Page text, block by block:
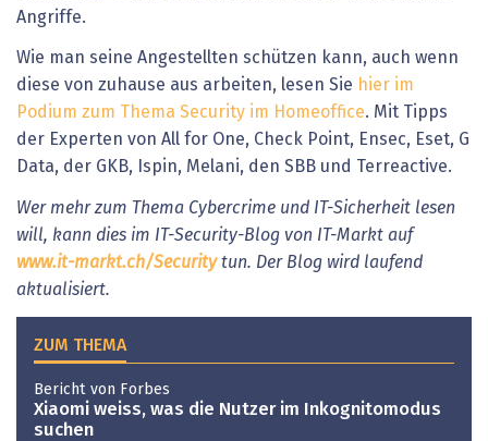
Angriffe.
Wie man seine Angestellten schützen kann, auch wenn
diese von zuhause aus arbeiten, lesen Sie hier im
Podium zum Thema Security im Homeoffice. Mit Tipps
der Experten von All for One, Check Point, Ensec, Eset, G
Data, der GKB, Ispin, Melani, den SBB und Terreactive.
Wer mehr zum Thema Cybercrime und IT-Sicherheit lesen
will, kann dies im IT-Security-Blog von IT-Markt auf
www.it-markt.ch/Securitytun. Der Blog wird laufend
aktualisiert.
ZUM THEMA
Bericht von Forbes
Xiaomi weiss, was die Nutzer im Inkognitomodus
suchen